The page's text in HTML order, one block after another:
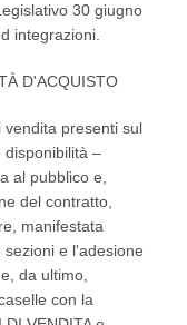
30 giugno
integrazioni.
D'ACQUISTO
presenti sul
disponibilità –
al pubblico e,
del contratto,
manifestata
e l'adesione
da ultimo,
con la